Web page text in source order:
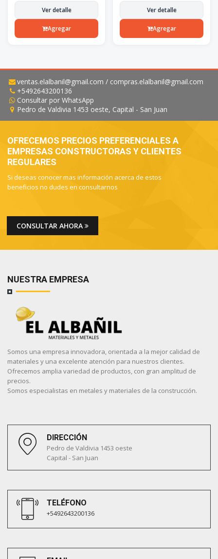
Ver detalle
Agregar
Ver detalle
Agregar
ventas.elalbanil@gmail.com / compras.elalbanil@gmail.com
+5492643200136
Consultar por WhatsApp
Pedro de Valdivia 1453 oeste, Capital - San Juan
OFRECEMOS PRECIOS PREFERENCIALES A
EMPRESAS CONSTRUCTORAS Y CLIENTES
REGULARES
Si deseas conocer mas información acerca de estos
beneficios no dudes en consultarnos
CONSULTAR AHORA
NUESTRA EMPRESA
Somos una empresa innovadora, orientada a la mejor calidad de
materiales y una excelente atención para nuestros clientes.
Ofrecemos amplia variedad de productos, con gran amplitud de
precios.
Somos especialistas en metales y materiales de la construcción.
DIRECCIÓN
Pedro de Valdivia 1453 oeste
Capital - San Juan
TELÉFONO
+5492643200136